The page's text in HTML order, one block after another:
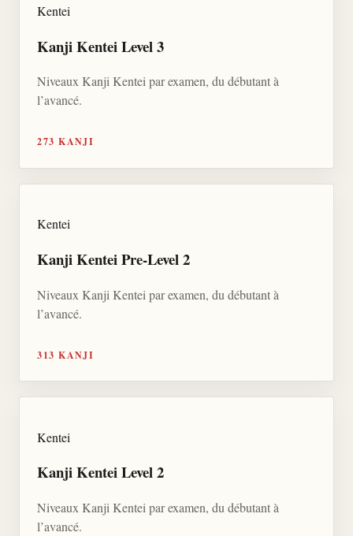
Kentei
Kanji Kentei Level 3
Niveaux Kanji Kentei par examen, du débutant à
l’avancé.
273 KANJI
Kentei
Kanji Kentei Pre-Level 2
Niveaux Kanji Kentei par examen, du débutant à
l’avancé.
313 KANJI
Kentei
Kanji Kentei Level 2
Niveaux Kanji Kentei par examen, du débutant à
l’avancé.